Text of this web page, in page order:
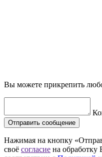
Вы можете прикрепить
Отправить сообщение
Нажимая на кнопку
своё согласие на